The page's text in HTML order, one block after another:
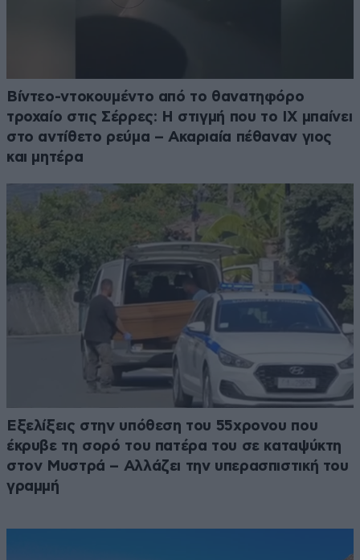
Βίντεο-ντοκουμέντο από το θανατηφόρο
τροχαίο στις Σέρρες: Η στιγμή που το ΙΧ μπαίνει
στο αντίθετο ρεύμα – Ακαριαία πέθαναν γιος
και μητέρα
Εξελίξεις στην υπόθεση του 55χρονου που
έκρυβε τη σορό του πατέρα του σε καταψύκτη
στον Μυστρά – Αλλάζει την υπερασπιστική του
γραμμή